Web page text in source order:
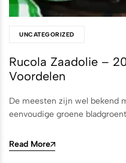
UNCATEGORIZED
Rucola Zaadolie –
Voordelen
De meesten zijn wel bekend
eenvoudige groene
Read More